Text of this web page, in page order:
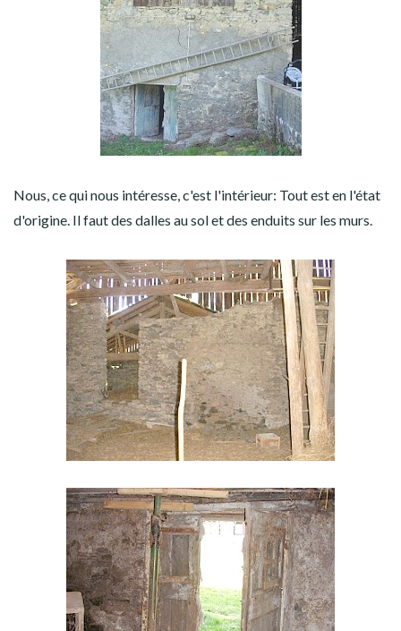
Nous, ce qui nous intéresse, c'est l'intérieur: Tout est en l'état
d'origine. Il faut des dalles au sol et des enduits sur les murs.